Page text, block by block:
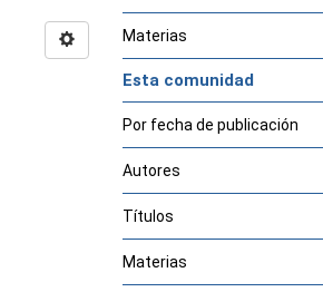
Materias
Esta comunidad
Por fecha de publicación
Autores
Títulos
Materias